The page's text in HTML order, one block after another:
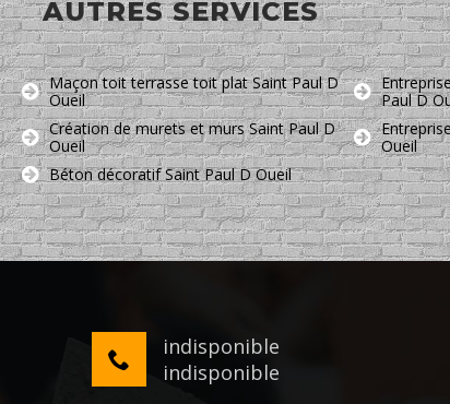
AUTRES SERVICES
Maçon toit terrasse toit plat Saint Paul D
Oueil
Création de murets et murs Saint Paul D
Oueil
Béton décoratif Saint Paul D Oueil
Paul D
Oueil
indisponible
indisponible